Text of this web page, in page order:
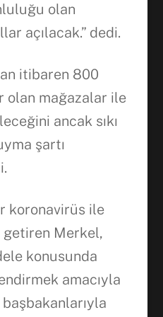
olan
açılacak.” dedi.
itibaren 800
olan mağazalar ile
ancak sıkı
şartı
koronavirüs ile
getiren Merkel,
konusunda
amacıyla